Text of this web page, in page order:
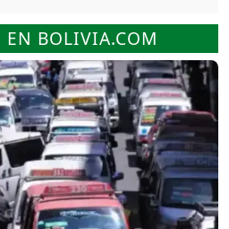
BOLIVIA.COM